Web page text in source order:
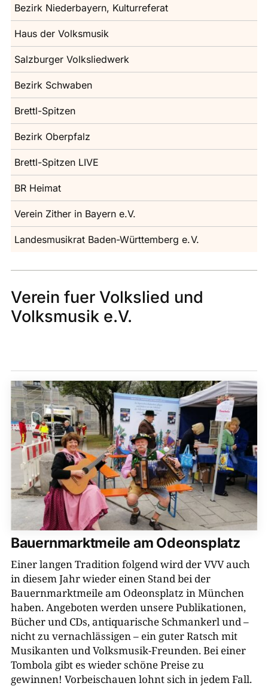
Bezirk Niederbayern, Kulturreferat
Haus der Volksmusik
Salzburger Volksliedwerk
Bezirk Schwaben
Brettl-Spitzen
Bezirk Oberpfalz
Brettl-Spitzen LIVE
BR Heimat
Verein Zither in Bayern e.V.
Landesmusikrat Baden-Württemberg e. V.
Verein fuer Volkslied und
Volksmusik e.V.
Bauernmarktmeile am Odeonsplatz
Einer langen Tradition folgend wird der VVV auch
in diesem Jahr wieder einen Stand bei der
Bauernmarktmeile am Odeonsplatz in München
haben. Angeboten werden unsere Publikationen,
Bücher und CDs, antiquarische Schmankerl und –
nicht zu vernachlässigen – ein guter Ratsch mit
Musikanten und Volksmusik-​Freunden. Bei einer
Tombola gibt es wieder schöne Preise zu
gewinnen! Vorbeischauen lohnt sich in jedem Fall.